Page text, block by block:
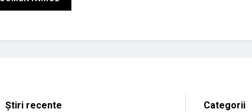
Știri recente Categorii